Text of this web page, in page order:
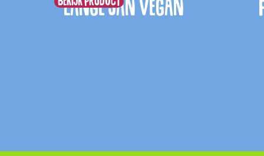
Lange Jan Vegan